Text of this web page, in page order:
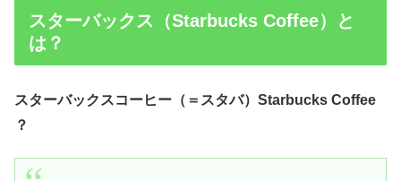
スターバックス（Starbucks Coffee）と
は？
スターバックスコーヒー（＝スタバ）Starbucks Coffee
？